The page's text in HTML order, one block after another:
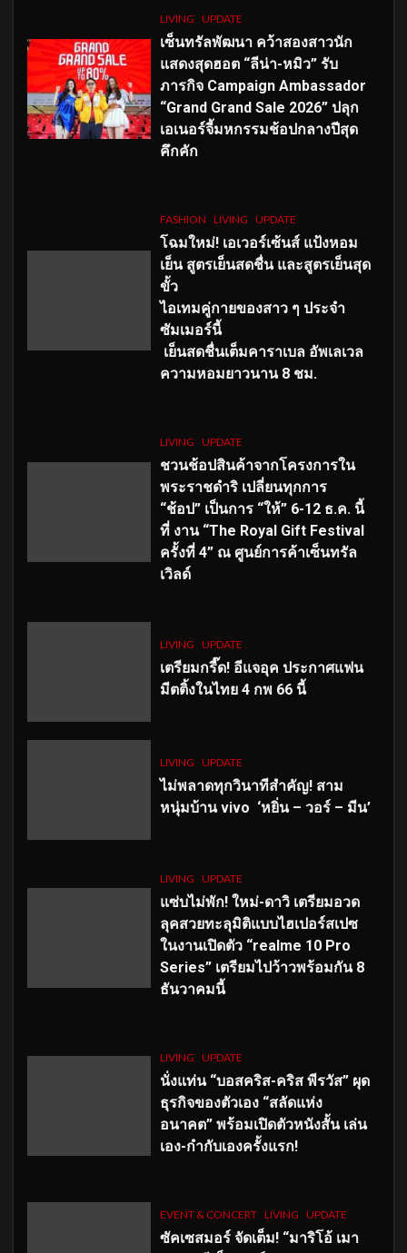
LIVING UPDATE
เซ็นทรัลพัฒนา คว้าสองสาวนัก
แสดงสุดฮอต “ลีน่า-หมิว” รับ
ภารกิจ Campaign Ambassador
“Grand Grand Sale 2026” ปลุก
เอเนอร์จี้มหกรรมช้อปกลางปีสุด
คึกคัก
FASHION LIVING UPDATE
โฉมใหม่! เอเวอร์เซ้นส์ แป้งหอม
เย็น สูตรเย็นสดชื่น และสูตรเย็นสุด
ขั้ว
ไอเทมคู่กายของสาว ๆ ประจำ
ซัมเมอร์นี้
เย็นสดชื่นเต็มคาราเบล อัพเลเวล
ความหอมยาวนาน 8 ชม.
LIVING UPDATE
ชวนช้อปสินค้าจากโครงการใน
พระราชดำริ เปลี่ยนทุกการ
“ช้อป” เป็นการ “ให้” 6-12 ธ.ค. นี้
ที่ งาน “The Royal Gift Festival
ครั้งที่ 4” ณ ศูนย์การค้าเซ็นทรัล
เวิลด์
LIVING UPDATE
เตรียมกรี๊ด! อีแจอุค ประกาศแฟน
มีตติ้งในไทย 4 กพ 66 นี้
LIVING UPDATE
ไม่พลาดทุกวินาทีสำคัญ! สาม
หนุ่มบ้าน vivo ‘หยิ่น – วอร์ – มีน’
LIVING UPDATE
แซ่บไม่พัก! ใหม่-ดาวิ เตรียมอวด
ลุคสวยทะลุมิติแบบไฮเปอร์สเปซ
ในงานเปิดตัว “realme 10 Pro
Series” เตรียมไปว้าวพร้อมกัน 8
ธันวาคมนี้
LIVING UPDATE
นั่งแท่น “บอสคริส-คริส พีรวัส” ผุด
ธุรกิจของตัวเอง “สลัดแห่ง
อนาคต” พร้อมเปิดตัวหนังสั้น เล่น
เอง-กำกับเองครั้งแรก!
EVENT & CONCERT LIVING UPDATE
ซัคเซสมอร์ จัดเต็ม! “มาริโอ้ เมา